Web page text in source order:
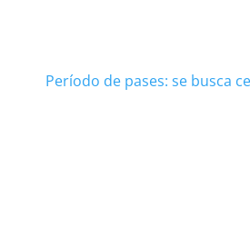
Período de pases: se busca